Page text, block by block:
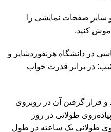
سایر صفحات نمایشی را
کنید.
در دانشگاه هرنفوردشایر و
در برابر قدرت خواب
و قرار گرفتن آن در روبروی
طولانی در روز
طولانی یک ساعته در طول